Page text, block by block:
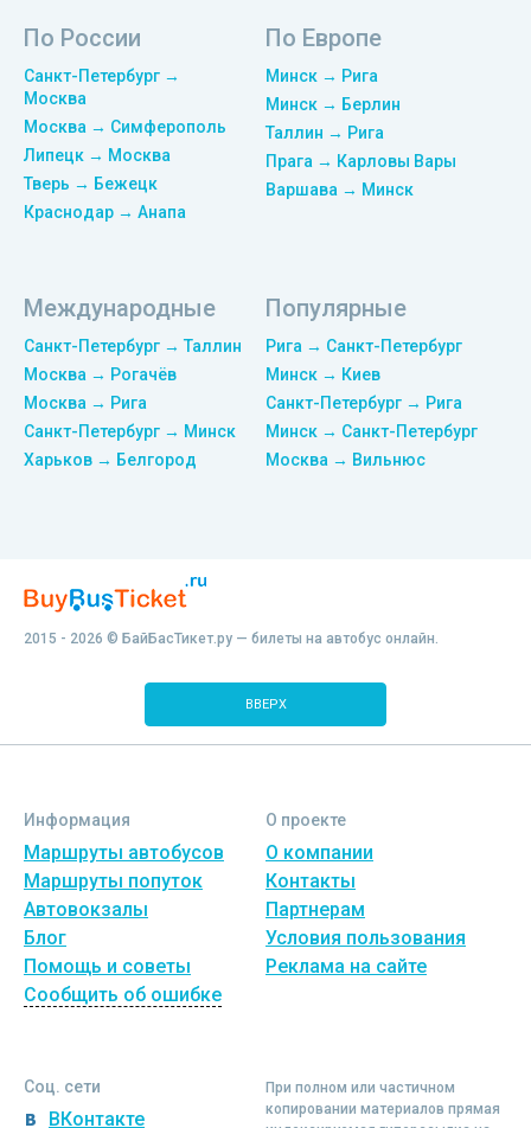
По России
Санкт-Петербург →
Москва
Москва → Симферополь
Липецк → Москва
Тверь → Бежецк
Краснодар → Анапа
По Европе
Минск → Рига
Минск → Берлин
Таллин → Рига
Прага → Карловы Вары
Варшава → Минск
Международные
Санкт-Петербург → Таллин
Москва → Рогачёв
Москва → Рига
Санкт-Петербург → Минск
Харьков → Белгород
Популярные
Рига → Санкт-Петербург
Минск → Киев
Санкт-Петербург → Рига
Минск → Санкт-Петербург
Москва → Вильнюс
2015 - 2026 © БайБасТикет.ру — билеты на автобус онлайн.
ВВЕРХ
Информация
Маршруты автобусов
Маршруты попуток
Автовокзалы
Блог
Помощь и советы
Сообщить об ошибке
О проекте
О компании
Контакты
Партнерам
Условия пользования
Реклама на сайте
Соц. сети
ВКонтакте
При полном или частичном
копировании материалов прямая